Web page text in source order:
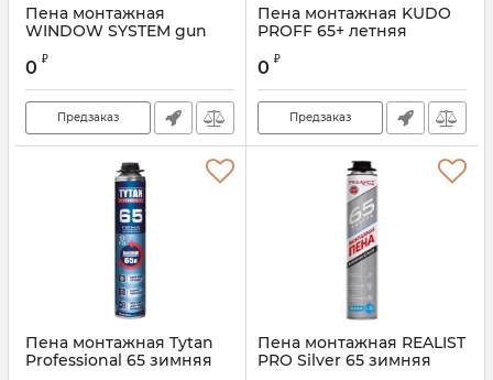
Пена монтажная
WINDOW SYSTEM gun
0 ₽
Предзаказ
Пена монтажная KUDO
PROFF 65+ летняя
0 ₽
Предзаказ
Пена монтажная Tytan
Professional 65 зимняя
Пена монтажная REALIST
PRO Silver 65 зимняя